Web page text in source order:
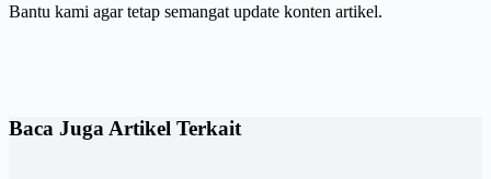
Bantu kami agar tetap semangat update konten artikel.
Baca Juga Artikel Terkait